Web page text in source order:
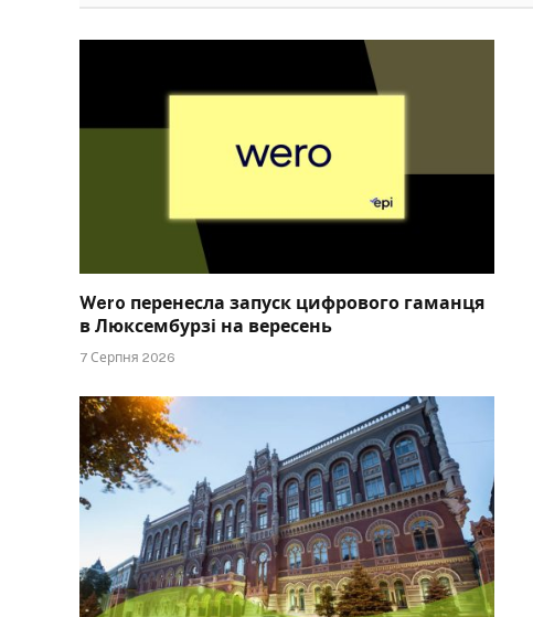
Wero перенесла запуск цифрового гаманця
в Люксембурзі на вересень
7 Серпня 2026